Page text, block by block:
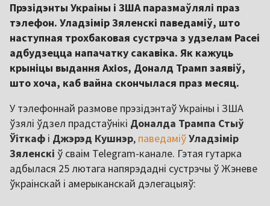
Прэзідэнты Украіны і ЗША паразмаўлялі праз
тэлефон. Уладзімір Зяленскі паведаміў, што
наступная трохбаковая сустрэча з удзелам Расеі
адбудзецца напачатку сакавіка. Як кажуць
крыніцы выдання Axios, Доналд Трамп заявіў,
што хоча, каб вайна скончылася праз месяц.
У тэлефоннай размове прэзідэнтаў Украіны і ЗША
ўзялі ўдзел прадстаўнікі Доналда Трампа Стыў
Ўіткаф і Джэрэд Кушнэр, паведаміўУладзімір
Зяленскі ў сваім Telegram-канале. Гэтая гутарка
адбылася 25 лютага напярэдадні сустрэчы ў Жэневе
ўкраінскай і амерыканскай дэлегацыяў: